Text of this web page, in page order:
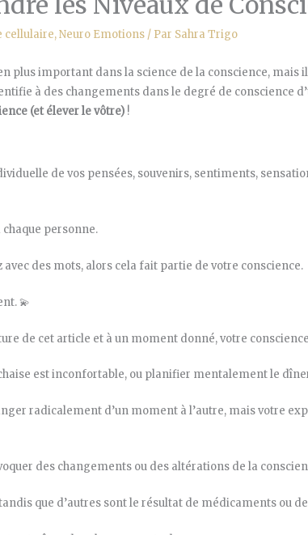
cellulaire,Neuro Emotions / Par Sahra Trigo
plus important dans la science de la conscience,
à des changements dans le degré de conscience
(et élever le vôtre) !
de vos pensées, souvenirs, sentiments,
personne.
avec des mots, alors cela fait partie de votre conscience.
💫
de cet article et à un moment donné, votre
est inconfortable, ou planifier mentalement le
radicalement d’un moment à l’autre, mais votre
des changements ou des altérations de la
que d’autres sont le résultat de médicaments ou